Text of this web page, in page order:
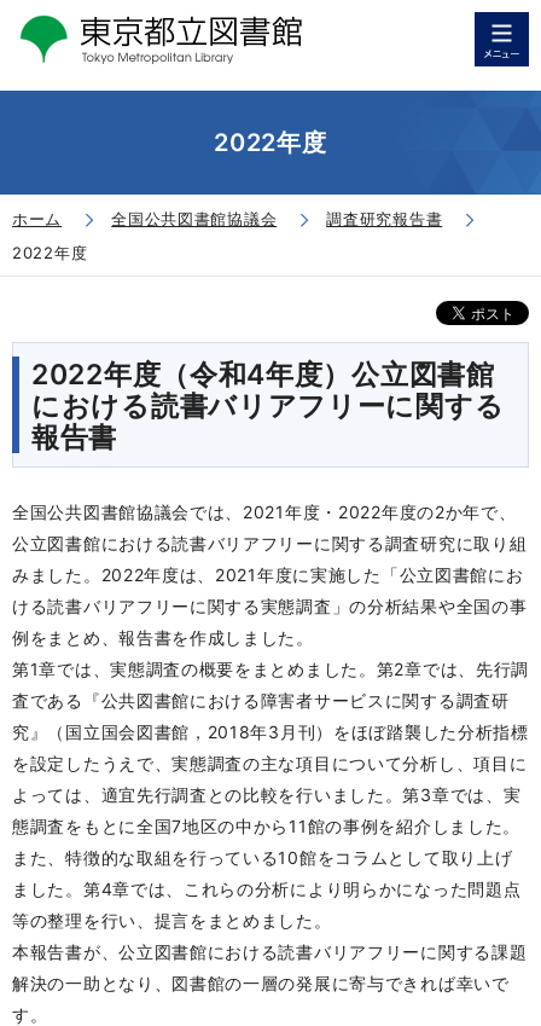
2022年度
ホーム 全国公共図書館協議会
調査研究報告書
2022年度
2022年度（令和4年度）公立図書館
における読書バリアフリーに関する
報告書
全国公共図書館協議会では、2021年度・2022年度の2か年で、
公立図書館における読書バリアフリーに関する調査研究に取り組
みました。2022年度は、2021年度に実施した「公立図書館にお
ける読書バリアフリーに関する実態調査」の分析結果や全国の事
例をまとめ、報告書を作成しました。
第1章では、実態調査の概要をまとめました。第2章では、先行調
査である『公共図書館における障害者サービスに関する調査研
究』（国立国会図書館，2018年3月刊）をほぼ踏襲した分析指標
を設定したうえで、実態調査の主な項目について分析し、項目に
よっては、適宜先行調査との比較を行いました。第3章では、実
態調査をもとに全国7地区の中から11館の事例を紹介しました。
また、特徴的な取組を行っている10館をコラムとして取り上げ
ました。第4章では、これらの分析により明らかになった問題点
等の整理を行い、提言をまとめました。
本報告書が、公立図書館における読書バリアフリーに関する課題
解決の一助となり、図書館の一層の発展に寄与できれば幸いで
す。